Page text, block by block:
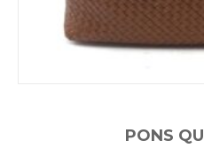
PONS